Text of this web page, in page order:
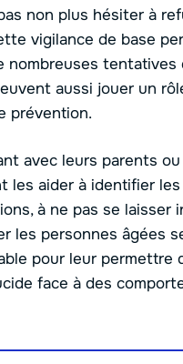
non plus hésiter à
vigilance de base
nombreuses tentatives
aussi jouer un
prévention.
avec leurs parents
les aider à identifier
à ne pas se laisser
les personnes âgées
pour leur permettre
face à des